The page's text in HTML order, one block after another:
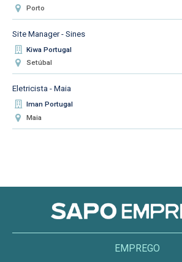
Porto
Site Manager - Sines
Kiwa Portugal
Setúbal
Eletricista - Maia
Iman Portugal
Maia
EMPREGO